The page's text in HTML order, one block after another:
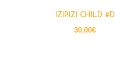
IZIPIZI CHILD #D
30,00€